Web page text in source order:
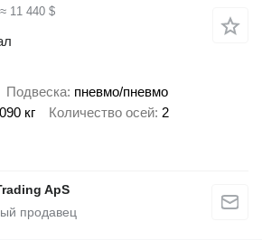
≈ 11 440 $
Подвеска пневмо/пневмо
кг Количество осей 2
ApS